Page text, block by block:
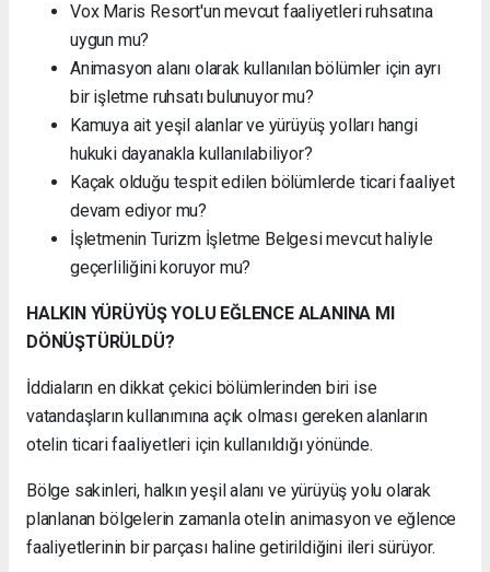
Vox Maris Resort'un mevcut faaliyetleri ruhsatına
uygun mu?
Animasyon alanı olarak kullanılan bölümler için ayrı
bir işletme ruhsatı bulunuyor mu?
Kamuya ait yeşil alanlar ve yürüyüş yolları hangi
hukuki dayanakla kullanılabiliyor?
Kaçak olduğu tespit edilen bölümlerde ticari faaliyet
devam ediyor mu?
İşletmenin Turizm İşletme Belgesi mevcut haliyle
geçerliliğini koruyor mu?
HALKIN YÜRÜYÜŞ YOLU EĞLENCE ALANINA MI
DÖNÜŞTÜRÜLDÜ?
İddiaların en dikkat çekici bölümlerinden biri ise
vatandaşların kullanımına açık olması gereken alanların
otelin ticari faaliyetleri için kullanıldığı yönünde.
Bölge sakinleri, halkın yeşil alanı ve yürüyüş yolu olarak
planlanan bölgelerin zamanla otelin animasyon ve eğlence
faaliyetlerinin bir parçası haline getirildiğini ileri sürüyor.